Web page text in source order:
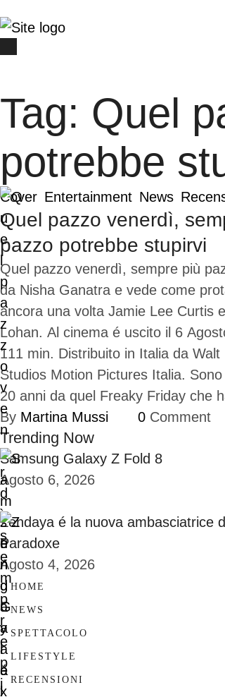
Tag: Quel
potrebbe
Cover Entertainment News
Quel pazzo venerdì,
pazzo potrebbe stupirvi
Quel pazzo venerdì, sempre più
da Nisha Ganatra e vede come
ancora una volta Jamie Lee Curtis
Lohan. Al cinema é uscito il 6
111 min. Distribuito in Italia da Walt
Studios Motion Pictures Italia.
20 anni da quel Freaky Friday che
By Martina Mussi 0 Comment
Trending Now
Samsung Galaxy Z Fold 8
Agosto 6, 2026
Zendaya é la nuova ambasciatrice
Paradoxe
Agosto 4, 2026
HOME
NEWS
SPETTACOLO
LIFESTYLE
RECENSIONI